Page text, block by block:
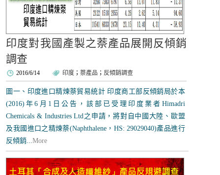
印度對我國產製之萘產品展開反傾銷
調查
2016/6/14 印度 ；萘產品 ； 反傾銷調查
圖一、印度進口精煉萘貿易統計 印度商工部反傾銷局於本
(2016)年6月1日公告，該部已受理印度業者Himadri
Chemicals & Industries Ltd之申請，將對自中國大陸、歐盟
及我國進口之精煉萘(Naphthalene，HS: 29029040)產品進行
反傾銷...More